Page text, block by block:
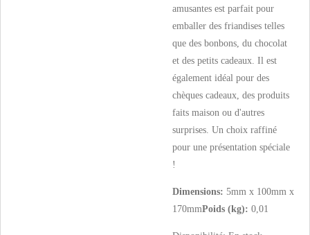
amusantes est parfait pour
emballer des friandises telles
que des bonbons, du chocolat
et des petits cadeaux. Il est
également idéal pour des
chèques cadeaux, des produits
faits maison ou d'autres
surprises. Un choix raffiné
pour une présentation spéciale
!
Dimensions: 5mm x 100mm x
170mmPoids (kg): 0,01